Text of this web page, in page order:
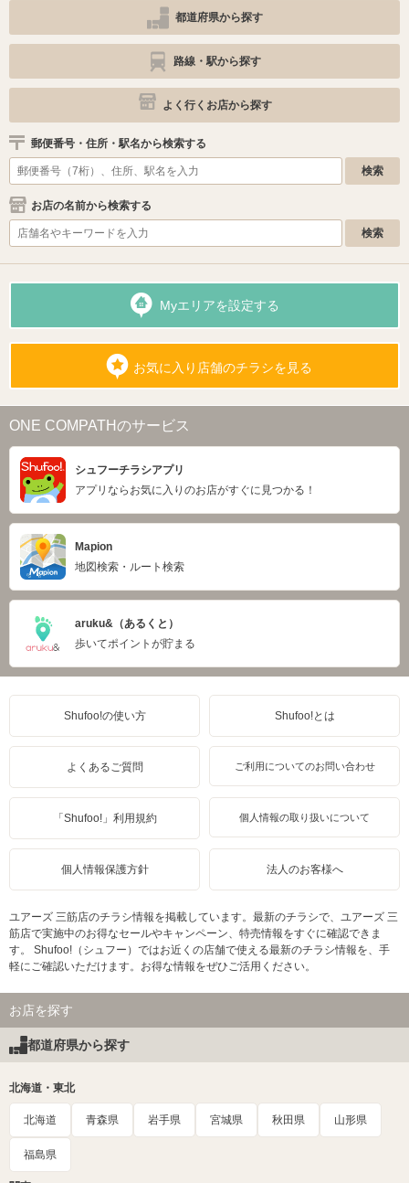
都道府県から探す
路線・駅から探す
よく行くお店から探す
郵便番号・住所・駅名から検索する
お店の名前から検索する
Myエリアを設定する
お気に入り店舗のチラシを見る
ONE COMPATHのサービス
シュフーチラシアプリ
アプリならお気に入りのお店がすぐに見つかる！
Mapion
地図検索・ルート検索
aruku&（あるくと）
歩いてポイントが貯まる
Shufoo!の使い方 Shufoo!とは
よくあるご質問 ご利用についてのお問い合わせ
「Shufoo!」利用規約 個人情報の取り扱いについて
個人情報保護方針 法人のお客様へ
ユアーズ 三筋店のチラシ情報を掲載しています。最新のチラシで、ユアーズ 三
筋店で実施中のお得なセールやキャンペーン、特売情報をすぐに確認できま
す。 Shufoo!（シュフー）ではお近くの店舗で使える最新のチラシ情報を、手
軽にご確認いただけます。お得な情報をぜひご活用ください。
お店を探す
都道府県から探す
北海道・東北
北海道 青森県 岩手県 宮城県 秋田県 山形県
福島県